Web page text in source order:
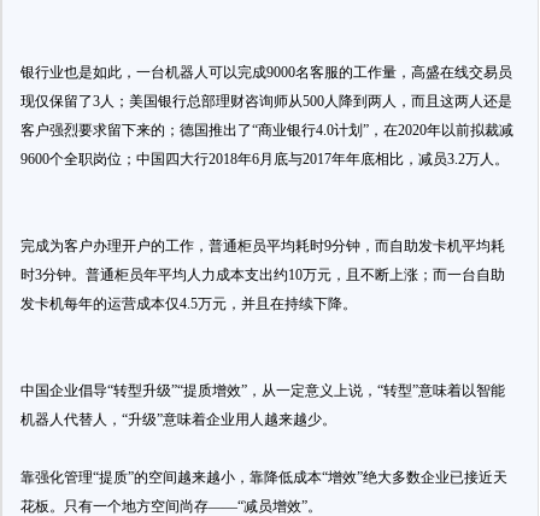
银行业也是如此，一台机器人可以完成9000名客服的工作量，高盛在线交易员
现仅保留了3人；美国银行总部理财咨询师从500人降到两人，而且这两人还是
客户强烈要求留下来的；德国推出了“商业银行4.0计划”，在2020年以前拟裁减
9600个全职岗位；中国四大行2018年6月底与2017年年底相比，减员3.2万人。
完成为客户办理开户的工作，普通柜员平均耗时9分钟，而自助发卡机平均耗
时3分钟。普通柜员年平均人力成本支出约10万元，且不断上涨；而一台自助
发卡机每年的运营成本仅4.5万元，并且在持续下降。
中国企业倡导“转型升级”“提质增效”，从一定意义上说，“转型”意味着以智能
机器人代替人，“升级”意味着企业用人越来越少。
靠强化管理“提质”的空间越来越小，靠降低成本“增效”绝大多数企业已接近天
花板。只有一个地方空间尚存——“减员增效”。